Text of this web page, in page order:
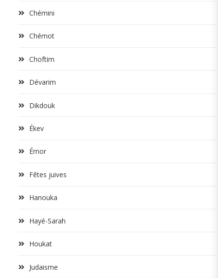
Chémini
Chémot
Choftim
Dévarim
Dikdouk
Ékev
Émor
Fêtes juives
Hanouka
Hayé-Sarah
Houkat
Judaisme